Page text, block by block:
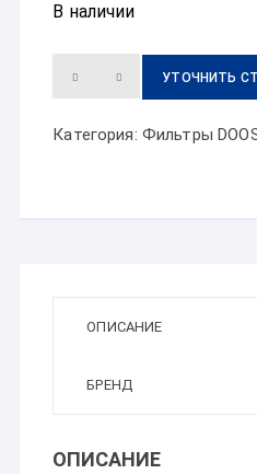
В наличии
УТОЧНИТЬ
Категория: Фильтры
ОПИСАНИЕ
БРЕНД
ОПИСАНИЕ